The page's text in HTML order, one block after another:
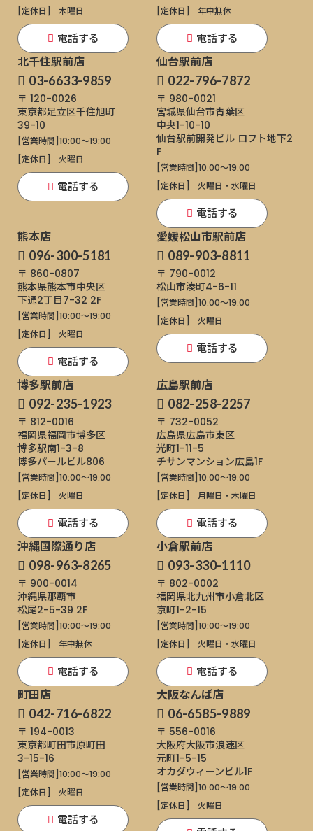
[定休日]
木曜日
電話する
[定休日]
年中無休
電話する
北千住駅前店
03-6633-9859
〒 120-0026
東京都足立区千住旭町
39-10
[営業時間]10:00～19:00
[定休日]
火曜日
電話する
仙台駅前店
022-796-7872
〒 980-0021
宮城県仙台市青葉区
中央1-10-10
仙台駅前開発ビル ロフト地下2
F
[営業時間]10:00～19:00
[定休日]
火曜日・水曜日
電話する
熊本店
096-300-5181
〒 860-0807
熊本県熊本市中央区
下通2丁目7-32 2F
[営業時間]10:00～19:00
[定休日]
火曜日
電話する
愛媛松山市駅前店
089-903-8811
〒 790-0012
松山市湊町4-6-11
[営業時間]10:00～19:00
[定休日]
火曜日
電話する
博多駅前店
092-235-1923
〒 812-0016
福岡県福岡市博多区
博多駅南1-3-8
博多パールビル806
[営業時間]10:00～19:00
[定休日]
火曜日
電話する
広島駅前店
082-258-2257
〒 732-0052
広島県広島市東区
光町1-11-5
チサンマンション広島1F
[営業時間]10:00～19:00
[定休日]
月曜日・木曜日
電話する
沖縄国際通り店
098-963-8265
〒 900-0014
沖縄県那覇市
松尾2-5-39 2F
[営業時間]10:00～19:00
[定休日]
年中無休
電話する
小倉駅前店
093-330-1110
〒 802-0002
福岡県北九州市小倉北区
京町1-2-15
[営業時間]10:00～19:00
[定休日]
火曜日・水曜日
電話する
町田店
042-716-6822
〒 194-0013
東京都町田市原町田
3-15-16
[営業時間]10:00～19:00
[定休日]
火曜日
電話する
大阪なんば店
06-6585-9889
〒 556-0016
大阪府大阪市浪速区
元町1-5-15
オカダウィーンビル1F
[営業時間]10:00～19:00
[定休日]
火曜日